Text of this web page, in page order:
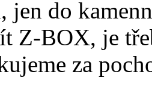
jen do
Z-BOX, je
za